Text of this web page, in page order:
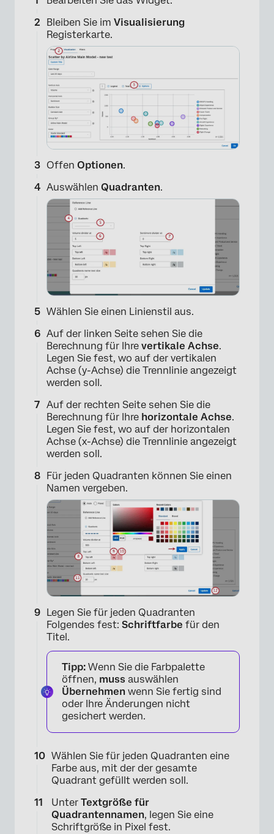
×
Bleiben Sie im Visualisierung
Registerkarte.
×
Offen Optionen.
Auswählen Quadranten.
Wählen Sie einen Linienstil aus.
Auf der linken Seite sehen Sie die
Berechnung für Ihre vertikale Achse.
Legen Sie fest, wo auf der vertikalen
Achse (y-Achse) die Trennlinie angezeigt
werden soll.
Auf der rechten Seite sehen Sie die
Berechnung für Ihre horizontale Achse.
Legen Sie fest, wo auf der horizontalen
Achse (x-Achse) die Trennlinie angezeigt
werden soll.
Für jeden Quadranten können Sie einen
Namen vergeben.
Legen Sie für jeden Quadranten
Folgendes fest: Schriftfarbe für den
Titel.
Tipp: Wenn Sie die Farbpalette
öffnen, muss auswählen
Übernehmen wenn Sie fertig sind
oder Ihre Änderungen nicht
gesichert werden.
Wählen Sie für jeden Quadranten eine
Farbe aus, mit der der gesamte
Quadrant gefüllt werden soll.
Unter Textgröße für
Quadrantennamen, legen Sie eine
Schriftgröße in Pixel fest.